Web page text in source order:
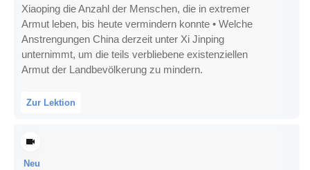
Xiaoping die Anzahl der Menschen, die in extremer
Armut leben, bis heute vermindern konnte • Welche
Anstrengungen China derzeit unter Xi Jinping
unternimmt, um die teils verbliebene existenziellen
Armut der Landbevölkerung zu mindern.
Zur Lektion
Neu